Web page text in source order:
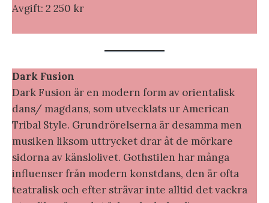
Avgift: 2 250 kr
Dark Fusion
Dark Fusion är en modern form av orientalisk
dans/ magdans, som utvecklats ur American
Tribal Style. Grundrörelserna är desamma men
musiken liksom uttrycket drar åt de mörkare
sidorna av känslolivet. Gothstilen har många
influenser från modern konstdans, den är ofta
teatralisk och efter strävar inte alltid det vackra